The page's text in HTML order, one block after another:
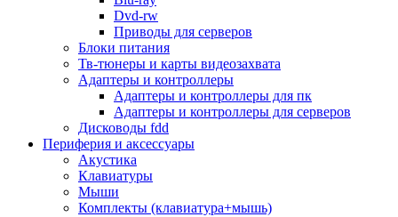
Внешние жесткие диски
Карты памяти
Оптические носители
Blu-ray
Cd-r
Cd-rw
Dvd-r
Dvdrw
Серверы
Программное обеспечение
Операционные системы
Dvd-rw
Приводы для серверов
Блоки питания
Тв-тюнеры и карты видеозахвата
Адаптеры и контроллеры
Адаптеры и контроллеры для пк
Адаптеры и контроллеры для серверов
Дисководы fdd
Периферия и аксессуары
Акустика
Клавиатуры
Мыши
Комплекты (клавиатура+мышь)